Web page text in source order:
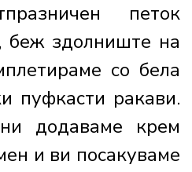
петок
беж здолниште на
со бела
пуфкасти ракави.
додаваме крем
и ви посакуваме